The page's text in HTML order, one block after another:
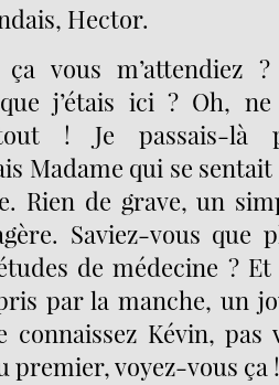
Hector.
vous m’attendiez
j’étais ici ? Oh,
! Je passais-là
Madame qui se
Rien de grave, un
Saviez-vous que
de médecine ?
par la manche, un
connaissez Kévin, pas
premier, voyez-vous ça